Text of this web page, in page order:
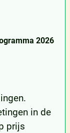
2026
in de
prijs